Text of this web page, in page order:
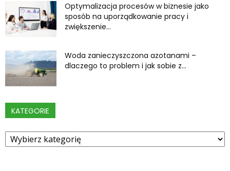
Optymalizacja procesów w biznesie jako
sposób na uporządkowanie pracy i
zwiększenie...
Woda zanieczyszczona azotanami –
dlaczego to problem i jak sobie z...
KATEGORIE
Kategorie